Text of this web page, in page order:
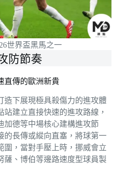
世界盃黑馬之一
防節奏
直傳的歐洲新貴
造下展現極具殺傷力的進攻體
站建立直接快速的進攻路線，
加德等中場核心建構進攻節
的長傳或縱向直塞，將球第一
圍，當對手壓上時，挪威會立
薩、博伯等邊路速度型球員製